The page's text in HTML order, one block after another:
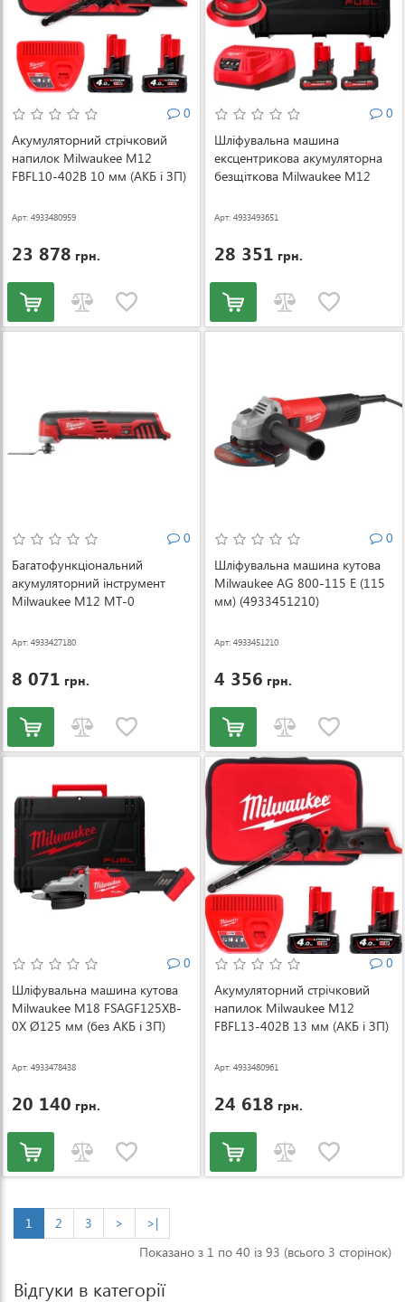
0
Акумуляторний стрічковий
напилок Milwaukee M12
FBFL10-402B 10 мм (АКБ і ЗП)
Арт: 4933480959
23 878 грн.
0
Шліфувальна машина
ексцентрикова акумуляторна
безщіткова Milwaukee M12
(4933493651)
Арт: 4933493651
28 351 грн.
0
Багатофункціональний
акумуляторний інструмент
Milwaukee M12 MT-0
Арт: 4933427180
8 071 грн.
0
Шліфувальна машина кутова
Milwaukee AG 800-115 E (115
мм) (4933451210)
Арт: 4933451210
4 356 грн.
0
Шліфувальна машина кутова
Milwaukee M18 FSAGF125XB-
0X Ø125 мм (без АКБ і ЗП)
Арт: 4933478438
20 140 грн.
0
Акумуляторний стрічковий
напилок Milwaukee M12
FBFL13-402B 13 мм (АКБ і ЗП)
Арт: 4933480961
24 618 грн.
1 2 3 >
>|
Показано з 1 по 40 із 93 (всього 3 сторінок)
Відгуки в категорії